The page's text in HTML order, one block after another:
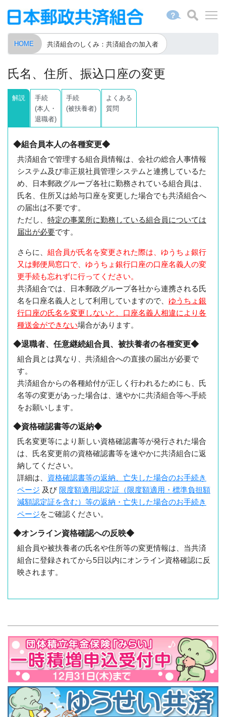
？
HOME 共済組合のしくみ：共済組合の加入者
氏名、住所、振込口座の変更
解説
手続
(本人・
退職者)
手続
(被扶養者)
よくある
質問
◆組合員本人の各種変更◆
共済組合で管理する組合員情報は、会社の総合人事情報
システム及び非正規社員管理システムと連携しているた
め、日本郵政グループ各社に勤務されている組合員は、
氏名、住所又は給与口座を変更した場合でも共済組合へ
の届出は不要です。
ただし、 特定の事業所に勤務している組合員については
届出が必要です。
さらに、 組合員が氏名を変更された際は、ゆうちょ銀行
又は郵便局窓口で、ゆうちょ銀行口座の口座名義人の変
更手続も忘れずに行ってください。
共済組合では、日本郵政グループ各社から連携される氏
名を口座名義人として利用していますので、 ゆうちょ銀
行口座の氏名を変更しないと、口座名義人相違により各
種送金ができない場合があります。
◆退職者、任意継続組合員、被扶養者の各種変更◆
組合員とは異なり、共済組合への直接の届出が必要で
す。
共済組合からの各種給付が正しく行われるためにも、氏
名等の変更があった場合は、速やかに共済組合等へ手続
をお願いします。
◆資格確認書等の返納◆
氏名変更等により新しい資格確認書等が発行された場合
は、氏名変更前の資格確認書等を速やかに共済組合に返
納してください。
詳細は、 資格確認書等の返納、亡失した場合のお手続き
ページ 及び 限度額適用認定証（限度額適用・標準負担額
減額認定証を含む）等の返納・亡失した場合のお手続き
ページをご確認ください。
◆オンライン資格確認への反映◆
組合員や被扶養者の氏名や住所等の変更情報は、当共済
組合に登録されてから5日以内にオンライン資格確認に反
映されます。